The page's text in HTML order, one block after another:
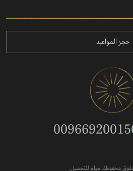
حجز المواعيد
محفوظة. ميام للتجميل.